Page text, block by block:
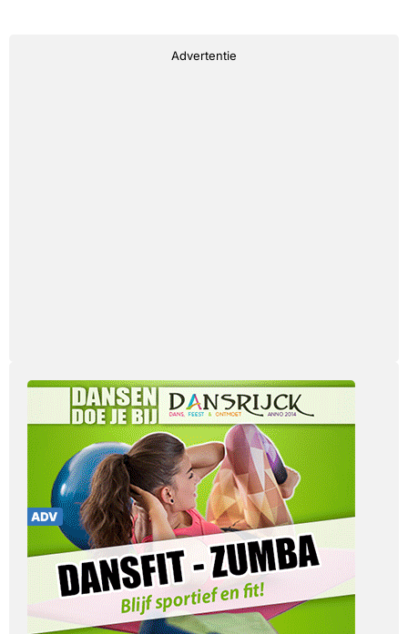
Advertentie